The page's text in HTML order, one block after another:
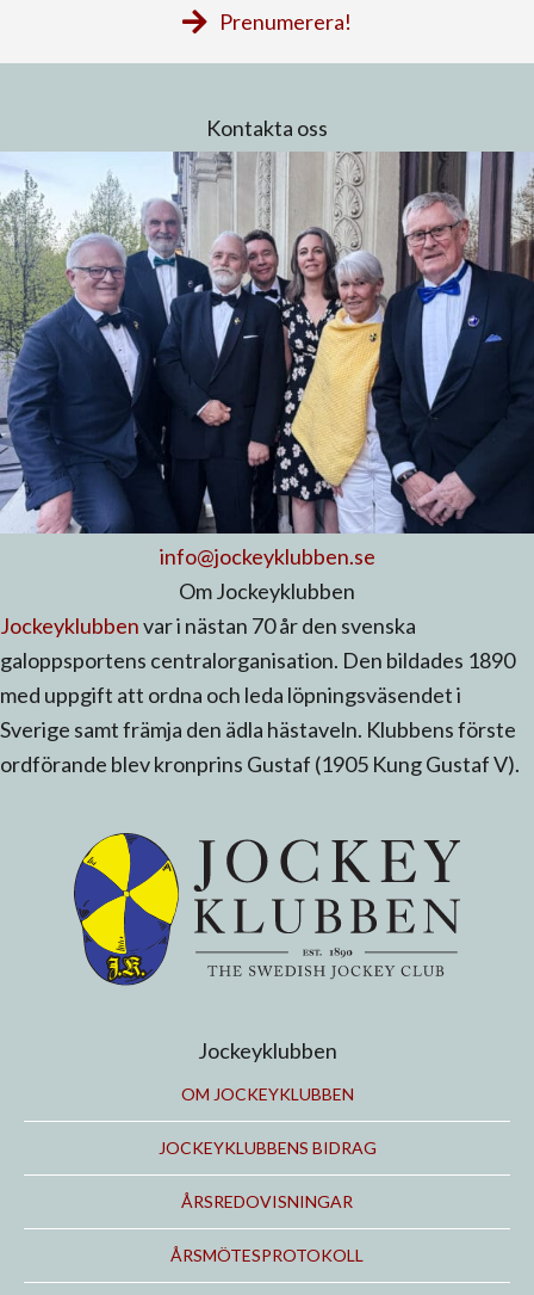
Prenumerera!
Kontakta oss
info@jockeyklubben.se
Om Jockeyklubben
Jockeyklubbenvar i nästan 70 år den svenska
galoppsportens centralorganisation. Den bildades 1890
med uppgift att ordna och leda löpningsväsendet i
Sverige samt främja den ädla hästaveln. Klubbens förste
ordförande blev kronprins Gustaf (1905 Kung Gustaf V).
Jockeyklubben
OM JOCKEYKLUBBEN
JOCKEYKLUBBENS BIDRAG
ÅRSREDOVISNINGAR
ÅRSMÖTESPROTOKOLL